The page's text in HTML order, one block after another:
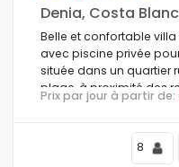
Denia, Costa
Belle et confortable villa
avec piscine privée
située dans un quartier
plage, à proximité des
plage de Las Marinas,
Prix par jour à partir de:
8